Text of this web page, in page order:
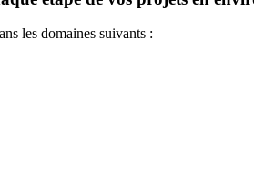
les domaines suivants :